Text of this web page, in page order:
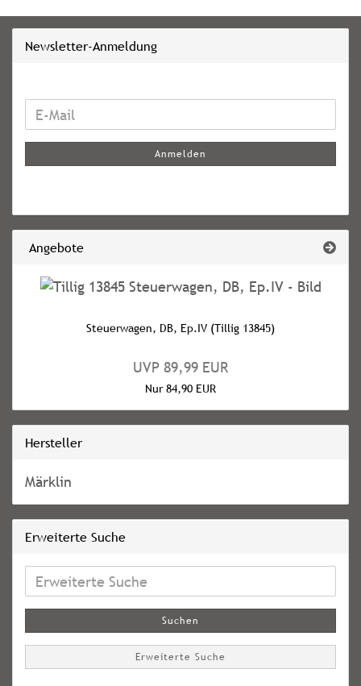
Newsletter-Anmeldung
WEITER
ZUR
ANMELDUNG
E-
Anmelden
Angebote
Steuerwagen, DB, Ep.IV (Tillig 13845)
UVP 89,99 EUR
Nur 84,90 EUR
Hersteller
Märklin
Erweiterte Suche
Erweiterte
Suche
Suchen
Erweiterte Suche